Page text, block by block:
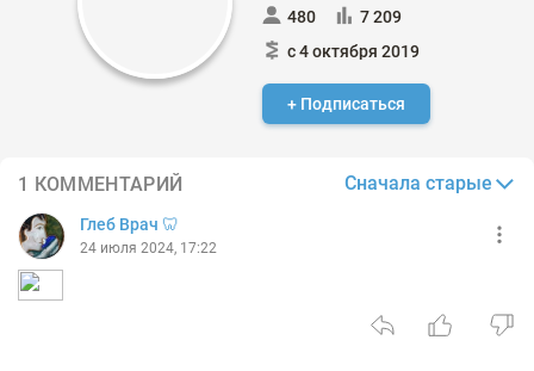
480
7 209
с 4 октября 2019
+ Подписаться
1 КОММЕНТАРИЙ Сначала старые
Глеб Врач 🦷
24 июля 2024, 17:22